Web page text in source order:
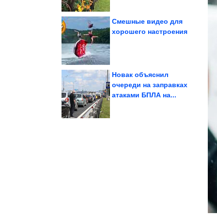
Жемчужины Титикаки
Смешные видео для
хорошего настроения
Приёма, которые
помогут говорить о
сложном простыми...
Новак объяснил
очереди на заправках
атаками БПЛА на...